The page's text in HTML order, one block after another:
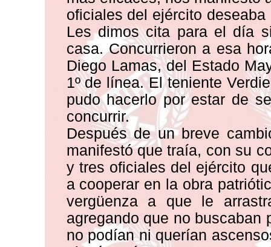
oficiales del ejército
Les dimos cita para el día
casa. Concurrieron a esa
Diego Lamas, del Estado
1º de línea. El teniente
pudo hacerlo por estar de
concurrir.
Después de un breve
manifestó que traía, con su
y tres oficiales del ejército
a cooperar en la obra
vergüenza a que le
agregando que no buscaban
no podían ni querían